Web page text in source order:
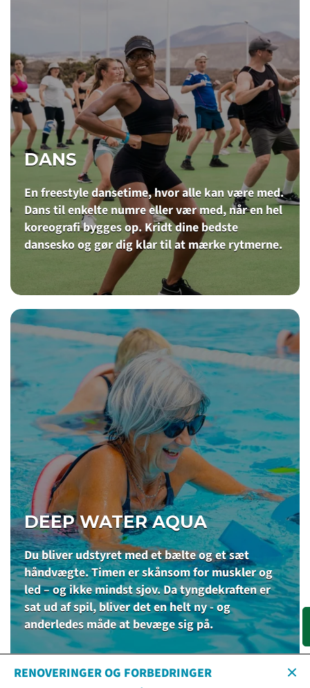
DANS
En freestyle dansetime, hvor alle kan være med.
Dans til enkelte numre eller vær med, når en hel
koreografi bygges op. Kridt dine bedste
dansesko og gør dig klar til at mærke rytmerne.
DEEP WATER AQUA
Du bliver udstyret med et bælte og et sæt
håndvægte. Timen er skånsom for muskler og
led – og ikke mindst sjov. Da tyngdekraften er
sat ud af spil, bliver det en helt ny - og
anderledes måde at bevæge sig på.
RENOVERINGER OG FORBEDRINGER